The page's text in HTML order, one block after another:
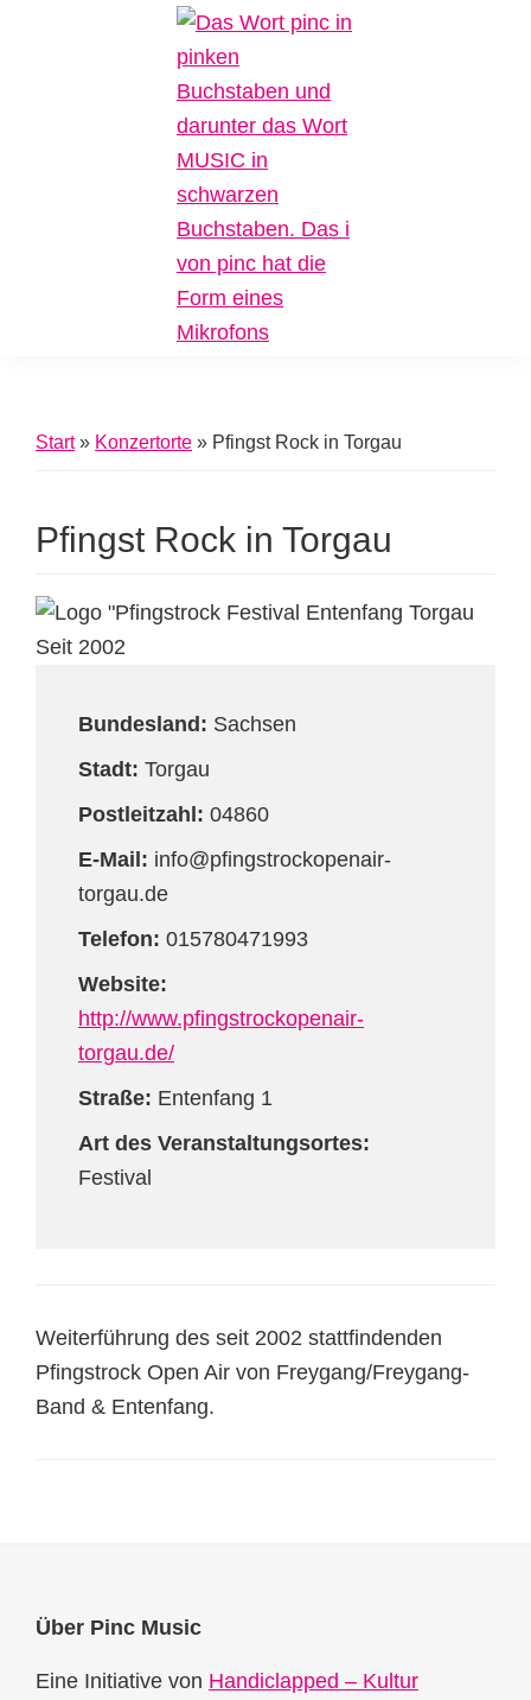
Inklusive
Start» Konzertorte » Pfingst Rock in Torgau
Pfingst Rock in Torgau
Bundesland: Sachsen
Stadt: Torgau
Postleitzahl: 04860
E-Mail: info@pfingstrockopenair-
torgau.de
Telefon: 015780471993
Website:
http://www.pfingstrockopenair-
torgau.de/
Straße: Entenfang 1
Art des Veranstaltungsortes:
Festival
Weiterführung des seit 2002 stattfindenden
Pfingstrock Open Air von Freygang/Freygang-
Band & Entenfang.
Footer
Über Pinc Music
Eine Initiative von Handiclapped – Kultur